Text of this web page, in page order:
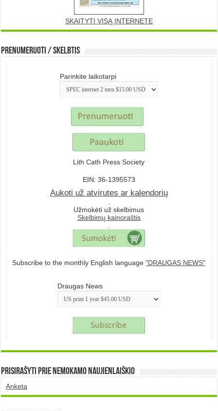
SKAITYTI VISĄ INTERNETE
Prenumeruoti / Skelbtis
Parinkite laikotarpi
Lith Cath Press Society
EIN: 36-1395573
Aukoti už atvirutes ar kalendorių
.
Užmokėti už skelbimus
Skelbimų kainoraštis
.
Subscribe to the monthly English language"DRAUGAS NEWS"
Draugas News
Prisirašyti prie nemokamo naujienlaiškio
Anketa